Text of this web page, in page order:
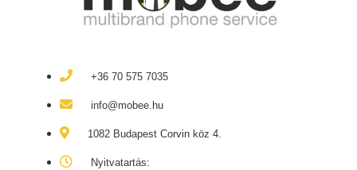
+36 70 575 7035
info@mobee.hu
1082 Budapest Corvin köz 4.
Nyitvatartás: